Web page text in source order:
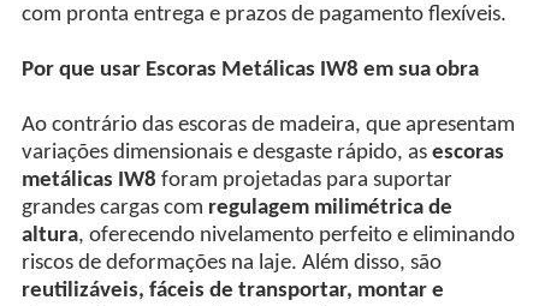
com pronta entrega e prazos de pagamento flexíveis.
Por que usar Escoras Metálicas IW8 em sua obra
Ao contrário das escoras de madeira, que apresentam
variações dimensionais e desgaste rápido, as escoras
metálicas IW8 foram projetadas para suportar
grandes cargas com regulagem milimétrica de
altura, oferecendo nivelamento perfeito e eliminando
riscos de deformações na laje. Além disso, são
reutilizáveis, fáceis de transportar, montar e